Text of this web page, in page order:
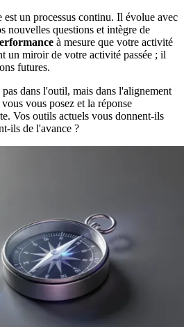
un processus continu. Il évolue avec
nouvelles questions et intègre de
à mesure que votre activité
un miroir de votre activité passée ; il
futures.
dans l'outil, mais dans l'alignement
vous posez et la réponse
Vos outils actuels vous donnent-ils
ils de l'avance ?